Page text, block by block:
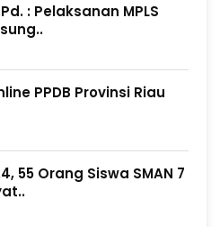
: Pelaksanan MPLS
PPDB Provinsi Riau
55 Orang Siswa SMAN 7